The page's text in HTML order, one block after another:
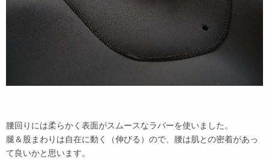
腰回りには柔らかく表面がスムースなラバーを使いました。
腿＆股まわりは自在に動く（伸びる）ので、腰は肌との密着があっ
て良いかと思います。